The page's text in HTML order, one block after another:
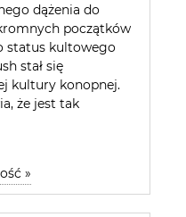
dążenia do
początków
status kultowego
stał się
kultury konopnej.
że jest tak
»